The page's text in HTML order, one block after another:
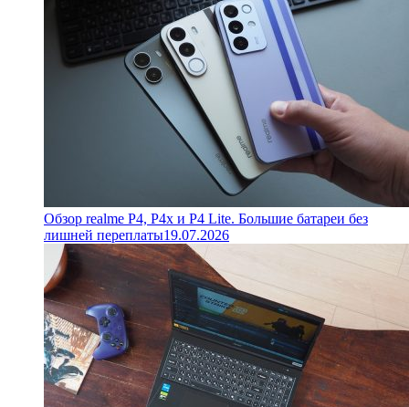
Обзор realme P4, P4x и P4 Lite. Большие батареи без
лишней переплаты19.07.2026